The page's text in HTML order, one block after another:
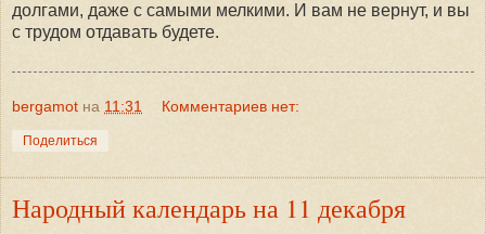
долгами, даже с самыми мелкими. И вам не вернут, и вы
с трудом отдавать будете.
bergamot на 11:31 Комментариев нет:
Поделиться
Народный календарь на 11 декабря